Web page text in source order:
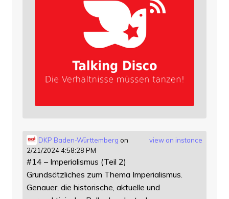
view on instance
DKP Baden-Württemberg on
2/21/2024 4:58:28 PM
#14 – Imperialismus (Teil 2)
Grundsätzliches zum Thema Imperialismus.
Genauer, die historische, aktuelle und